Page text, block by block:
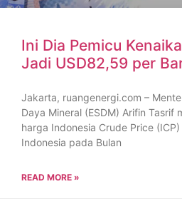
Ini Dia Pemicu
Jadi USD82,59 per
Jakarta, ruangenergi.com –
Daya Mineral (ESDM) Arifin Tasrif
harga Indonesia Crude Price
Indonesia pada Bulan
READ MORE »